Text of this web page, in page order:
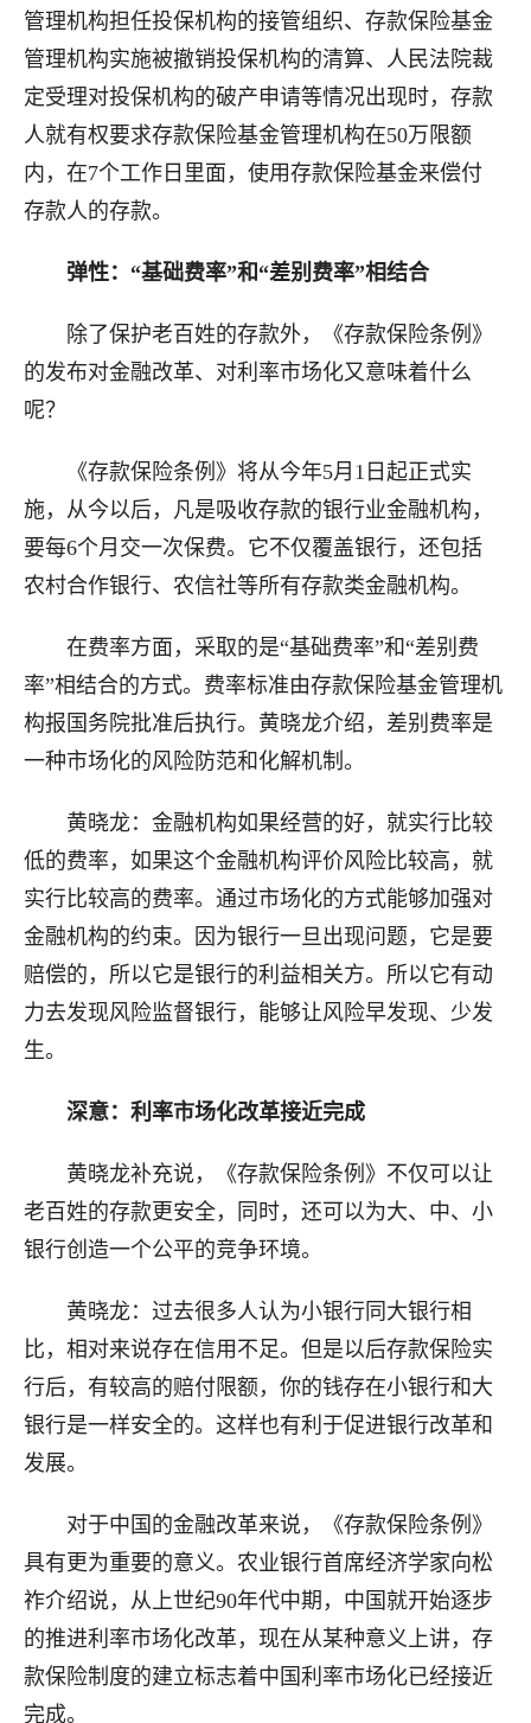
管理机构担任投保机构的接管组织、存款保险基金
管理机构实施被撤销投保机构的清算、人民法院裁
定受理对投保机构的破产申请等情况出现时，存款
人就有权要求存款保险基金管理机构在50万限额
内，在7个工作日里面，使用存款保险基金来偿付
存款人的存款。
弹性：“基础费率”和“差别费率”相结合
除了保护老百姓的存款外，《存款保险条例》
的发布对金融改革、对利率市场化又意味着什么
呢？
《存款保险条例》将从今年5月1日起正式实
施，从今以后，凡是吸收存款的银行业金融机构，
要每6个月交一次保费。它不仅覆盖银行，还包括
农村合作银行、农信社等所有存款类金融机构。
在费率方面，采取的是“基础费率”和“差别费
率”相结合的方式。费率标准由存款保险基金管理机
构报国务院批准后执行。黄晓龙介绍，差别费率是
一种市场化的风险防范和化解机制。
黄晓龙：金融机构如果经营的好，就实行比较
低的费率，如果这个金融机构评价风险比较高，就
实行比较高的费率。通过市场化的方式能够加强对
金融机构的约束。因为银行一旦出现问题，它是要
赔偿的，所以它是银行的利益相关方。所以它有动
力去发现风险监督银行，能够让风险早发现、少发
生。
深意：利率市场化改革接近完成
黄晓龙补充说，《存款保险条例》不仅可以让
老百姓的存款更安全，同时，还可以为大、中、小
银行创造一个公平的竞争环境。
黄晓龙：过去很多人认为小银行同大银行相
比，相对来说存在信用不足。但是以后存款保险实
行后，有较高的赔付限额，你的钱存在小银行和大
银行是一样安全的。这样也有利于促进银行改革和
发展。
对于中国的金融改革来说，《存款保险条例》
具有更为重要的意义。农业银行首席经济学家向松
祚介绍说，从上世纪90年代中期，中国就开始逐步
的推进利率市场化改革，现在从某种意义上讲，存
款保险制度的建立标志着中国利率市场化已经接近
完成。